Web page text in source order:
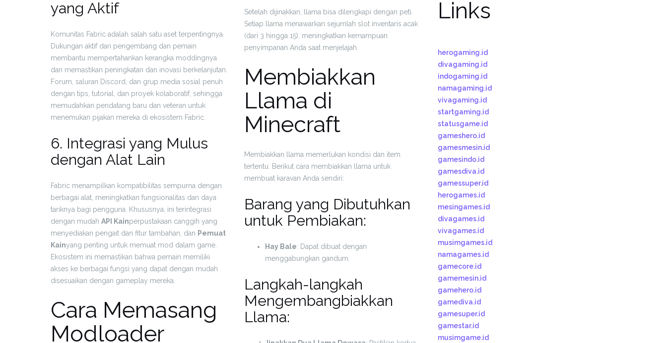
yang Aktif
Komunitas Fabric adalah salah satu aset terpentingnya.
Dukungan aktif dari pengembang dan pemain
membantu mempertahankan kerangka moddingnya
dan memastikan peningkatan dan inovasi berkelanjutan.
Forum, saluran Discord, dan grup media sosial penuh
dengan tips, tutorial, dan proyek kolaboratif, sehingga
memudahkan pendatang baru dan veteran untuk
menemukan pijakan mereka di ekosistem Fabric.
6. Integrasi yang Mulus
dengan Alat Lain
Fabric menampilkan kompatibilitas sempurna dengan
berbagai alat, meningkatkan fungsionalitas dan daya
tariknya bagi pengguna. Khususnya, ini terintegrasi
dengan mudah API Kainperpustakaan canggih yang
menyediakan pengait dan fitur tambahan, dan Pemuat
Kainyang penting untuk memuat mod dalam game.
Ekosistem ini memastikan bahwa pemain memiliki
akses ke berbagai fungsi yang dapat dengan mudah
disesuaikan dengan gameplay mereka.
Cara Memasang
Modloader
Setelah dijinakkan, llama bisa dilengkapi dengan peti.
Setiap llama menawarkan sejumlah slot inventaris acak
(dari 3 hingga 15), meningkatkan kemampuan
penyimpanan Anda saat menjelajah.
Membiakkan
Llama di
Minecraft
Membiakkan llama memerlukan kondisi dan item
tertentu. Berikut cara membiakkan llama untuk
membuat karavan Anda sendiri:
Barang yang Dibutuhkan
untuk Pembiakan:
Hay Bale: Dapat dibuat dengan
menggabungkan gandum.
Langkah-langkah
Mengembangbiakkan
Llama:
Links
herogaming.id
divagaming.id
indogaming.id
namagaming.id
vivagaming.id
startgaming.id
statusgame.id
gameshero.id
gamesmesin.id
gamesindo.id
gamesdiva.id
gamessuper.id
herogames.id
mesingames.id
divagames.id
vivagames.id
musimgames.id
namagames.id
gamecore.id
gamemesin.id
gamehero.id
gamediva.id
gamesuper.id
gamestar.id
musimgame.id